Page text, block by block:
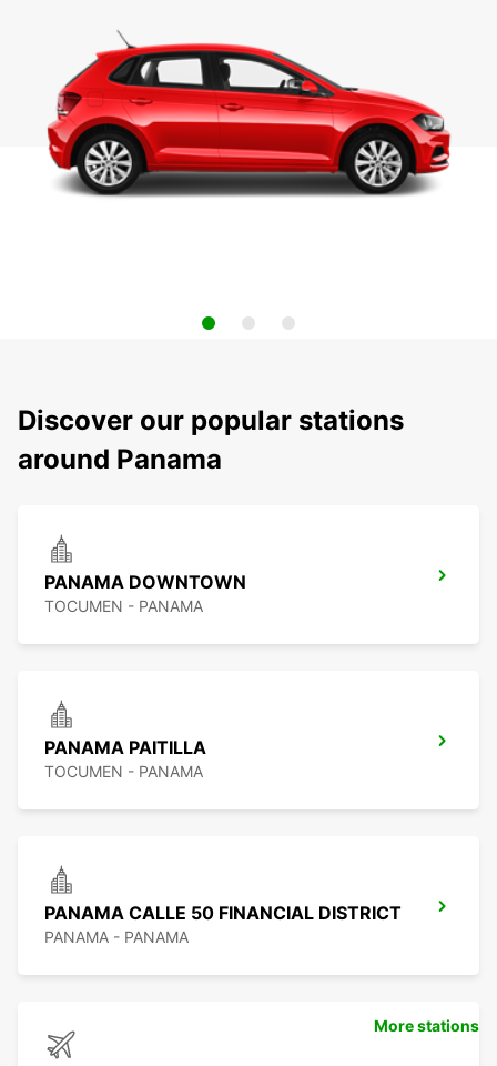
Discover our popular stations
around Panama
PANAMA DOWNTOWN
TOCUMEN - PANAMA
PANAMA PAITILLA
TOCUMEN - PANAMA
PANAMA CALLE 50 FINANCIAL DISTRICT
PANAMA - PANAMA
More stations